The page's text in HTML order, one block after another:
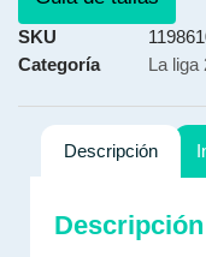
SKU
Categoría
La liga
Descripción
Descripción